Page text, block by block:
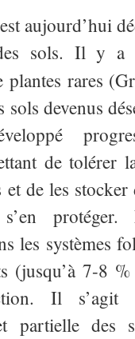
aujourd’hui
sols. Il y a
plantes rares
sols devenus
de tolérer
de les
protéger.
les systèmes
(jusqu’à 7-8
Il s’agit
partielle des